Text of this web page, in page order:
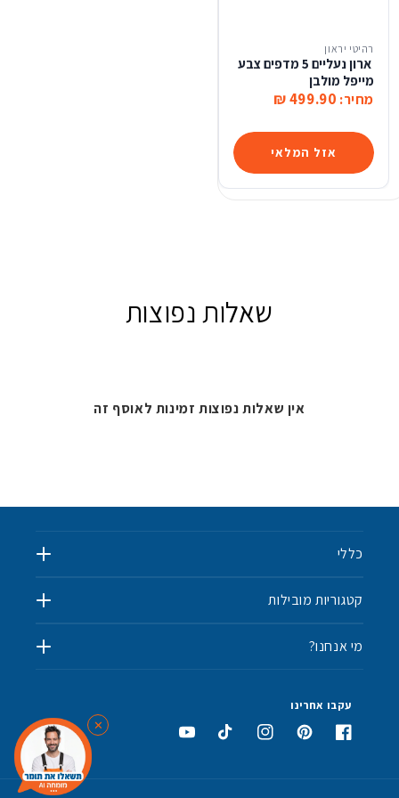
אזל המלאי
רהיטי יראון
ארון נעליים 5 מדפים צבע
מייפל מולבן
מחיר: 499.90 ₪
שאלות נפוצות
אין שאלות נפוצות זמינות לאוסף זה
כללי
קטגוריות מובילות
מי אנחנו?
עקבו אחרינו
פייסבוק פינטרסט אינסטגרם טיקטוק יוטיוב
✕